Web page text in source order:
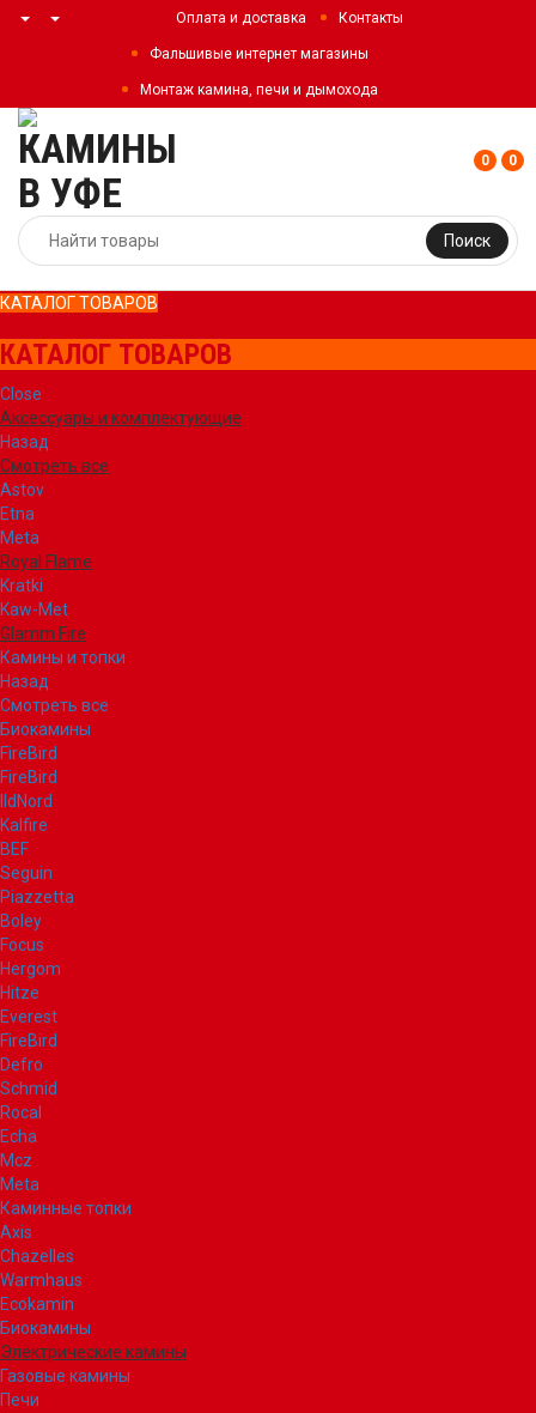
Оплата и доставка Контакты
Фальшивые интернет магазины
Монтаж камина, печи и дымохода
Поиск
0 0
КАТАЛОГ ТОВАРОВ
КАТАЛОГ ТОВАРОВ
Close
Аксессуары и комплектующие
Назад
Смотреть все
Astov
Etna
Meta
Royal Flame
Kratki
Kaw-Met
Glamm Fire
Камины и топки
Назад
Смотреть все
Биокамины
FireBird
FireBird
IldNord
Kalfire
BEF
Seguin
Piazzetta
Boley
Focus
Hergom
Hitze
Everest
FireBird
Defro
Schmid
Rocal
Echa
Mcz
Meta
Каминные топки
Axis
Chazelles
Warmhaus
Ecokamin
Биокамины
Электрические камины
Газовые камины
Печи